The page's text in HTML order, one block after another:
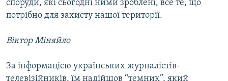
споруди, які сьогодні ними зроблені, все те, що
потрібно для захисту нашої території.
Віктор Міняйло
За інформацією українських журналістів-
телевізійників, їм надійшов “темник”, який